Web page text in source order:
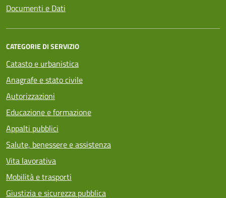
Documenti e Dati
CATEGORIE DI SERVIZIO
Catasto e urbanistica
Anagrafe e stato civile
Autorizzazioni
Educazione e formazione
Appalti pubblici
Salute, benessere e assistenza
Vita lavorativa
Mobilità e trasporti
Giustizia e sicurezza pubblica